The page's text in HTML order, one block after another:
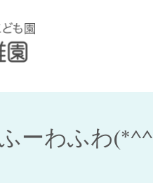
ーわふわ